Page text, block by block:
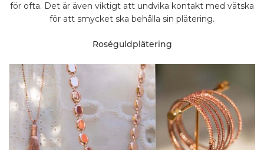
för ofta. Det är även viktigt att undvika kontakt med vätska
för att smycket ska behålla sin plätering.
Roséguldplätering